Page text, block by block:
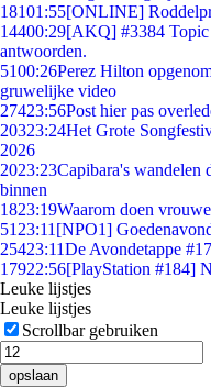
18101:55[ONLINE]
14400:29[AKQ] #3384 Topic
antwoorden.
5100:26Perez Hilton
gruwelijke video
27423:56Post hier pas
20323:24Het Grote
2026
2023:23Capibara's wandelen
binnen
1823:19Waarom doen
51 23:11 [NPO1]
25423:11De Avondetappe
17922:56[PlayStation #184]
Leuke lijstjes
Leuke lijstjes
Scrollbar gebruiken
opslaan